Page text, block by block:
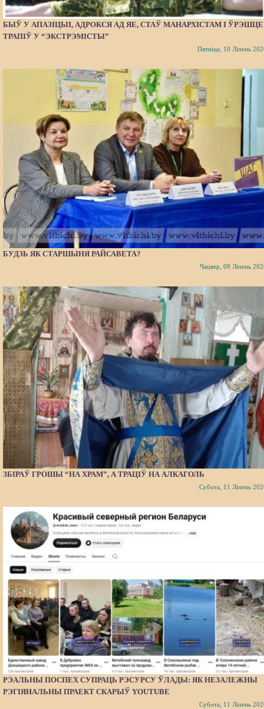
БЫЎ У АПАЗІЦЫІ, АДРОКСЯ АД ЯЕ, СТАЎ МАНАРХІСТАМ І ЎРЭШЦЕ
ТРАПІЎ У “ЭКСТРЭМІСТЫ”
Пятніца, 10 Ліпень
БУДЗЬ ЯК СТАРШЫНЯ РАЙСАВЕТА?
Чацвер, 09 Ліпень
ЗБІРАЎ ГРОШЫ “НА ХРАМ”, А ТРАЦІЎ НА АЛКАГОЛЬ
Субота, 11 Ліпень
РЭАЛЬНЫ ПОСПЕХ СУПРАЦЬ РЭСУРСУ ЎЛАДЫ: ЯК НЕЗАЛЕЖНЫ
РЭГІЯНАЛЬНЫ ПРАЕКТ СКАРЫЎ YOUTUBE
Субота, 11 Ліпень